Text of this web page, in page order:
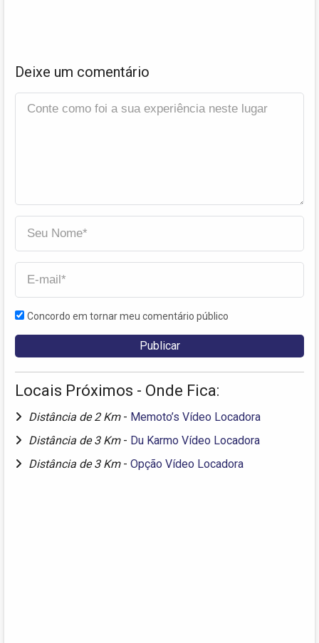
Deixe um comentário
Concordo em tornar meu comentário público
Locais Próximos - Onde Fica:
Distância de 2 Km - Memoto’s Vídeo Locadora
Distância de 3 Km - Du Karmo Vídeo Locadora
Distância de 3 Km - Opção Vídeo Locadora